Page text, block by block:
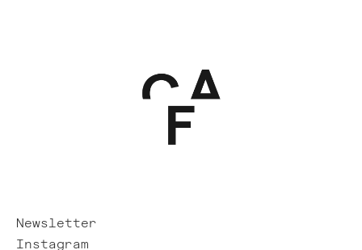
Newsletter
Instagram